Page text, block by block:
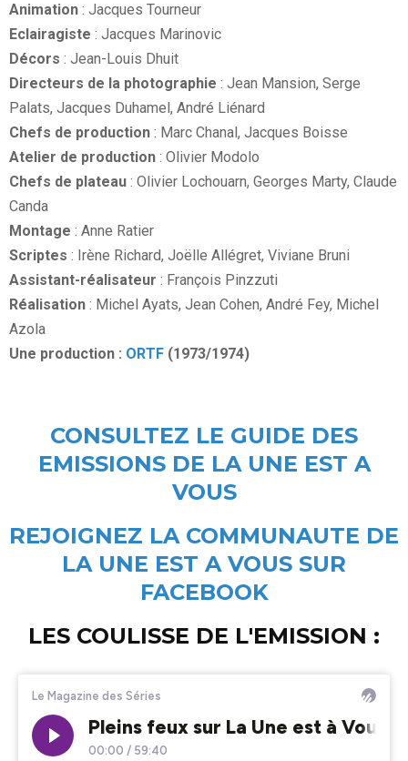
Animation : Jacques Tourneur
Eclairagiste : Jacques Marinovic
Décors : Jean-Louis Dhuit
Directeurs de la photographie : Jean Mansion, Serge
Palats, Jacques Duhamel, André Liénard
Chefs de production : Marc Chanal, Jacques Boisse
Atelier de production : Olivier Modolo
Chefs de plateau : Olivier Lochouarn, Georges Marty, Claude
Canda
Montage : Anne Ratier
Scriptes : Irène Richard, Joëlle Allégret, Viviane Bruni
Assistant-réalisateur : François Pinzzuti
Réalisation : Michel Ayats, Jean Cohen, André Fey, Michel
Azola
Une production : ORTF (1973/1974)
CONSULTEZ LE GUIDE DES
EMISSIONS DE LA UNE EST A
VOUS
REJOIGNEZ LA COMMUNAUTE DE
LA UNE EST A VOUS SUR
FACEBOOK
LES COULISSE DE L'EMISSION :